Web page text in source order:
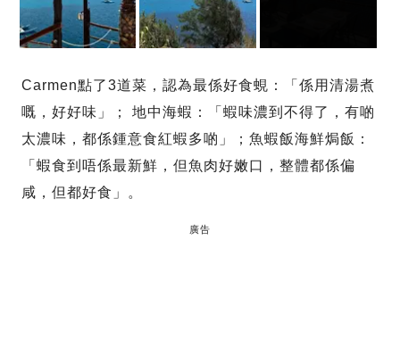
Carmen點了3道菜，認為最係好食蜆：「係用清湯煮
嘅，好好味」； 地中海蝦：「蝦味濃到不得了，有啲
太濃味，都係鍾意食紅蝦多啲」；魚蝦飯海鮮焗飯：
「蝦食到唔係最新鮮，但魚肉好嫩口，整體都係偏
咸，但都好食」。
廣告